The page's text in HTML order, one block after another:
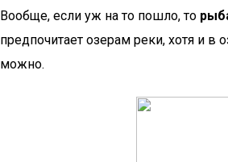
Вообще, если уж на то пошло, то
предпочитает озерам реки, хотя и в
можно.